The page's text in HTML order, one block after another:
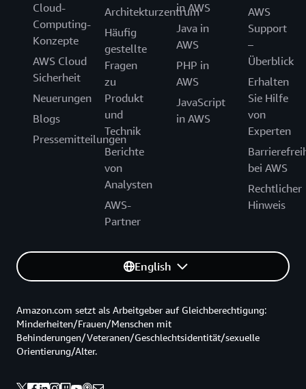
Cloud-
Computing-
Konzepte
AWS Cloud
Sicherheit
Neuerungen
Blogs
Pressemitteilungen
Architekturzentrum
Häufig
gestellte
Fragen
zu
Produkt
und
Technik
Berichte
von
Analysten
AWS-
Partner
in AWS
Java in
AWS
PHP in
AWS
JavaScript
in AWS
AWS
Support
–
Überblick
Erhalten
Sie Hilfe
von
Experten
bei AWS
Rechtlicher
Hinweis
English
Amazon.com setzt als Arbeitgeber auf Gleichberechtigung:
Minderheiten/Frauen/Menschen mit
Behinderungen/Veteranen/Geschlechtsidentität/sexuelle
Orientierung/Alter.